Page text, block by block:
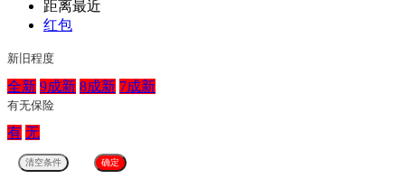
距离最近
红包
新旧程度
全新 9成新 8成新 7成新
有无保险
有 无